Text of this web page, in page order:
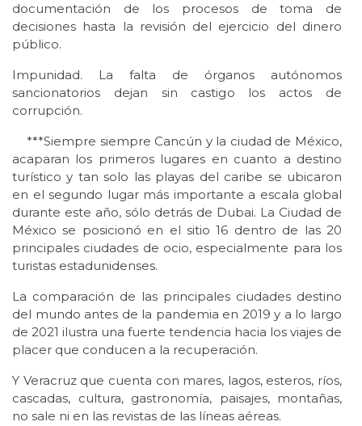
documentación de los procesos de toma de
decisiones hasta la revisión del ejercicio del dinero
público.
Impunidad. La falta de órganos autónomos
sancionatorios dejan sin castigo los actos de
corrupción.
***Siempre siempre Cancún y la ciudad de México,
acaparan los primeros lugares en cuanto a destino
turístico y tan solo las playas del caribe se ubicaron
en el segundo lugar más importante a escala global
durante este año, sólo detrás de Dubai. La Ciudad de
México se posicionó en el sitio 16 dentro de las 20
principales ciudades de ocio, especialmente para los
turistas estadunidenses.
La comparación de las principales ciudades destino
del mundo antes de la pandemia en 2019 y a lo largo
de 2021 ilustra una fuerte tendencia hacia los viajes de
placer que conducen a la recuperación.
Y Veracruz que cuenta con mares, lagos, esteros, ríos,
cascadas, cultura, gastronomía, paisajes, montañas,
no sale ni en las revistas de las líneas aéreas.